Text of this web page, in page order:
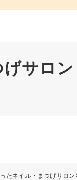
サロ
たネイル・まつげサロン